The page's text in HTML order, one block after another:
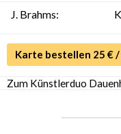
J. Brahms:
Karte bestellen 25 €
Zum Künstlerduo